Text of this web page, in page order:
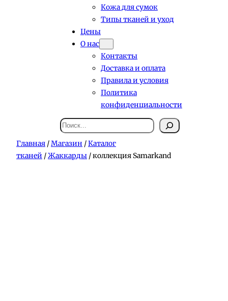
Кожа для сумок
Типы тканей и уход
Цены
О нас
Контакты
Доставка и оплата
Правила и условия
Политика
конфиденциальности
Поиск
Главная /Магазин /Каталог
тканей /Жаккарды / коллекция Samarkand